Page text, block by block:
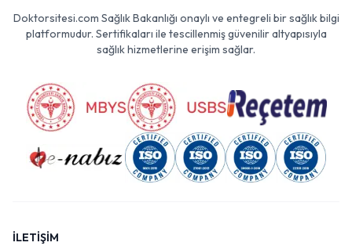
Doktorsitesi.com Sağlık Bakanlığı onaylı ve entegreli bir sağlık bilgi
platformudur. Sertifikaları ile tescillenmiş güvenilir altyapısıyla
sağlık hizmetlerine erişim sağlar.
İLETİŞİM